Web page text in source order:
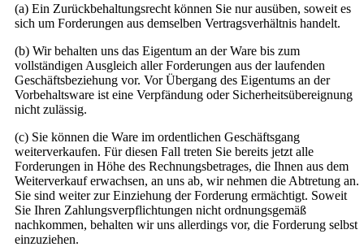
(a) Ein Zurückbehaltungsrecht können Sie nur ausüben, soweit es
sich um Forderungen aus demselben Vertragsverhältnis handelt.
(b) Wir behalten uns das Eigentum an der Ware bis zum
vollständigen Ausgleich aller Forderungen aus der laufenden
Geschäftsbeziehung vor. Vor Übergang des Eigentums an der
Vorbehaltsware ist eine Verpfändung oder Sicherheitsübereignung
nicht zulässig.
(c) Sie können die Ware im ordentlichen Geschäftsgang
weiterverkaufen. Für diesen Fall treten Sie bereits jetzt alle
Forderungen in Höhe des Rechnungsbetrages, die Ihnen aus dem
Weiterverkauf erwachsen, an uns ab, wir nehmen die Abtretung an.
Sie sind weiter zur Einziehung der Forderung ermächtigt. Soweit
Sie Ihren Zahlungsverpflichtungen nicht ordnungsgemäß
nachkommen, behalten wir uns allerdings vor, die Forderung selbst
einzuziehen.